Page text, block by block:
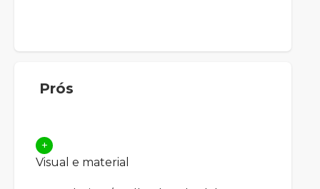
Prós
+
Visual e material